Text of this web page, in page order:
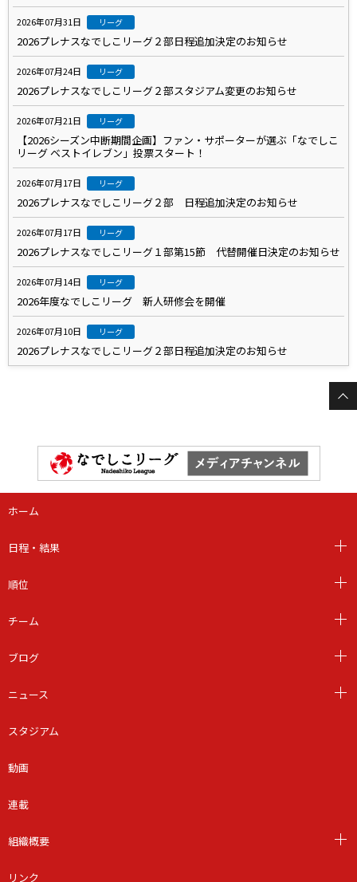
2026年07月31日 リーグ
2026プレナスなでしこリーグ２部日程追加決定のお知らせ
2026年07月24日 リーグ
2026プレナスなでしこリーグ２部スタジアム変更のお知らせ
2026年07月21日 リーグ
【2026シーズン中断期間企画】ファン・サポーターが選ぶ「なでしこ
リーグ ベストイレブン」投票スタート！
2026年07月17日 リーグ
2026プレナスなでしこリーグ２部 日程追加決定のお知らせ
2026年07月17日 リーグ
2026プレナスなでしこリーグ１部第15節 代替開催日決定のお知らせ
2026年07月14日 リーグ
2026年度なでしこリーグ 新人研修会を開催
2026年07月10日 リーグ
2026プレナスなでしこリーグ２部日程追加決定のお知らせ
ホーム
日程・結果
順位
チーム
ブログ
ニュース
スタジアム
動画
連載
組織概要
リンク